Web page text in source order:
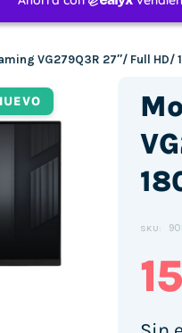
VG279Q3R 27″/ Full
SKU: